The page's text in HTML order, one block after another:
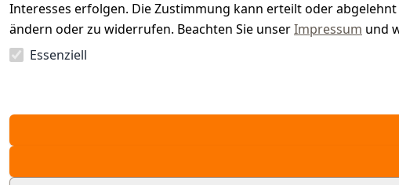
Interesses erfolgen. Die Zustimmung kann erteilt oder
ändern oder zu widerrufen. Beachten Sie unserImpressum und
Essenziell